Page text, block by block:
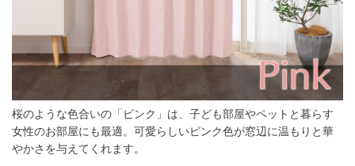
桜のような色合いの「ピンク」は、子ども部屋やペットと暮らす
女性のお部屋にも最適。可愛らしいピンク色が窓辺に温もりと華
やかさを与えてくれます。